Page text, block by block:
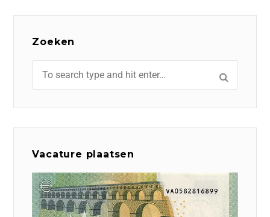
Zoeken
Vacature plaatsen